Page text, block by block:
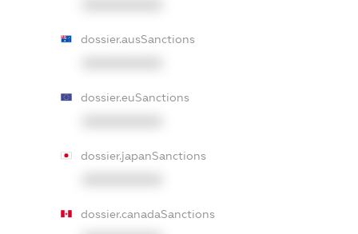
dossier.ausSanctions
dossier.euSanctions
dossier.japanSanctions
dossier.canadaSanctions